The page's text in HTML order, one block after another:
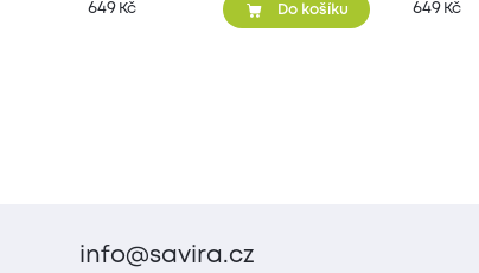
649 Kč Do košíku 649 Kč
info@savira.cz